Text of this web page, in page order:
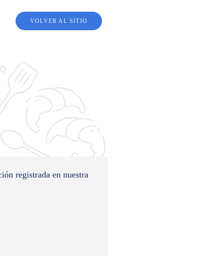
VOLVER AL SITIO
registrada en nuestra